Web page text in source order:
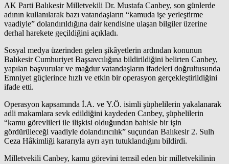
AK Parti Balıkesir Milletvekili Dr. Mustafa Canbey, son günlerde
adının kullanılarak bazı vatandaşların “kamuda işe yerleştirme
vaadiyle” dolandırıldığına dair kendisine ulaşan bilgiler üzerine
derhal harekete geçildiğini açıkladı.
Sosyal medya üzerinden gelen şikâyetlerin ardından konunun
Balıkesir Cumhuriyet Başsavcılığına bildirildiğini belirten Canbey,
yapılan başvurular ve mağdur vatandaşların ifadeleri doğrultusunda
Emniyet güçlerince hızlı ve etkin bir operasyon gerçekleştirildiğini
ifade etti.
Operasyon kapsamında İ.A. ve Y.Ö. isimli şüphelilerin yakalanarak
adli makamlara sevk edildiğini kaydeden Canbey, şüphelilerin
“kamu görevlileri ile ilişkisi olduğundan bahisle bir işin
gördürüleceği vaadiyle dolandırıcılık” suçundan Balıkesir 2. Sulh
Ceza Hâkimliği kararıyla ayrı ayrı tutuklandığını bildirdi.
Milletvekili Canbey, kamu görevini temsil eden bir milletvekilinin